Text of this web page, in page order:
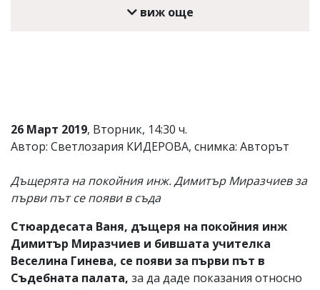
виж още
26 Март 2019, Вторник, 14:30 ч.
Автор: Светлозария КИДЕРОВА, снимка: Авторът
Дъщерята на покойния инж. Димитър Миразчиев за
първи път се появи в съда
Стюардесата Ваня, дъщеря на покойния инж
Димитър Миразчиев и бившата учителка
Веселина Гинева, се появи за първи път в
Съдебната палата, за да даде показания относно